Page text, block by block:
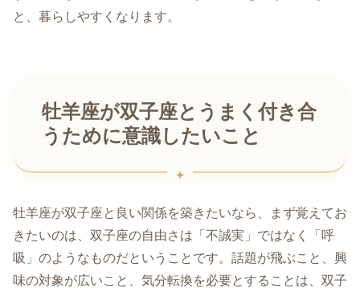
と、暮らしやすくなります。
牡羊座が双子座とうまく付き合
うために意識したいこと
牡羊座が双子座と良い関係を築きたいなら、まず覚えてお
きたいのは、双子座の自由さは「不誠実」ではなく「呼
吸」のようなものだということです。話題が飛ぶこと、興
味の対象が広いこと、気分転換を必要とすることは、双子